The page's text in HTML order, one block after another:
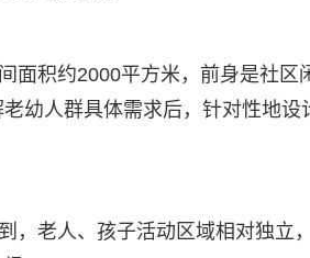
面积约2000平方米，前身是社
幼人群具体需求后，针对性地
，老人、孩子活动区域相对独立